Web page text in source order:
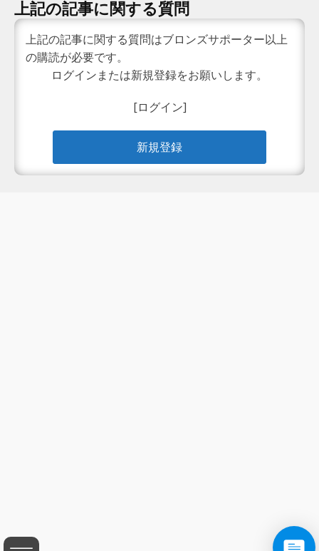
上記の記事に関する質問
上記の記事に関する質問はブロンズサポーター以上
の購読が必要です。
ログインまたは新規登録をお願いします。
[ログイン]
新規登録